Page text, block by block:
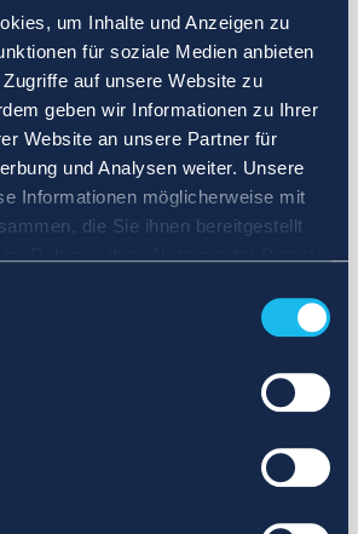
um Inhalte und Anzeigen zu
für soziale Medien anbieten
auf unsere Website zu
geben wir Informationen zu Ihrer
Website an unsere Partner für
und Analysen weiter. Unsere
Informationen möglicherweise mit
die Sie ihnen bereitgestellt